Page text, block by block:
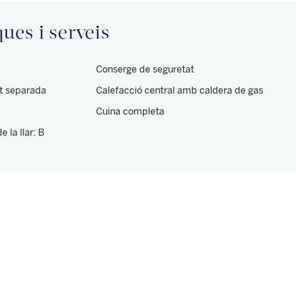
i serveis
Conserge de seguretat
separada
Calefacció central amb caldera de gas
Cuina completa
la llar: B